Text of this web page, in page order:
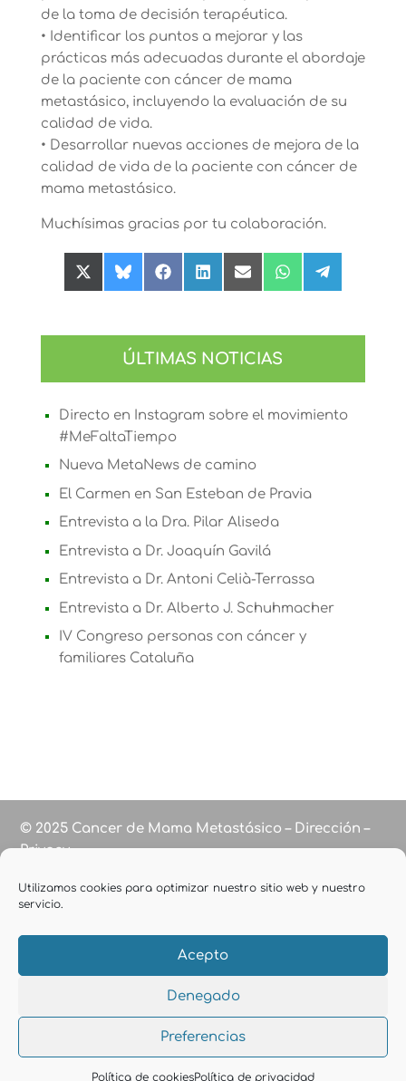
Utilizamos cookies para optimizar nuestro sitio web y nuestro
servicio.
Acepto
Denegado
Preferencias
Política de cookiesPolítica de privacidad
de la toma de decisión terapéutica.
• Identificar los puntos a mejorar y las
prácticas más adecuadas durante el abordaje
de la paciente con cáncer de mama
metastásico, incluyendo la evaluación de su
calidad de vida.
• Desarrollar nuevas acciones de mejora de la
calidad de vida de la paciente con cáncer de
mama metastásico.
Muchísimas gracias por tu colaboración.
Compartir
en
Compartir
en
Compartir
en
Compartir
en
Compartir
en
Compartir
en
Compartir
en
ÚLTIMAS NOTICIAS
Directo en Instagram sobre el movimiento
#MeFaltaTiempo
Nueva MetaNews de camino
El Carmen en San Esteban de Pravia
Entrevista a la Dra. Pilar Aliseda
Entrevista a Dr. Joaquín Gavilá
Entrevista a Dr. Antoni Celià-Terrassa
Entrevista a Dr. Alberto J. Schuhmacher
IV Congreso personas con cáncer y
familiares Cataluña
© 2025 Cancer de Mama Metastásico – Dirección –
Privacy